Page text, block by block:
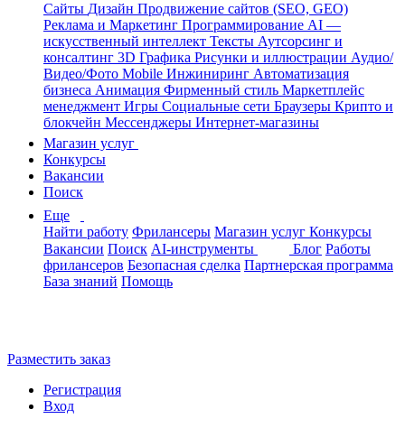
Сайты Дизайн Продвижение сайтов (SEO, GEO)
Реклама и Маркетинг Программирование AI —
искусственный интеллект Тексты Аутсорсинг и
консалтинг 3D Графика Рисунки и иллюстрации Аудио/
Видео/Фото Mobile Инжиниринг Автоматизация
бизнеса Анимация Фирменный стиль Маркетплейс
менеджмент Игры Социальные сети Браузеры Крипто и
блокчейн Мессенджеры Интернет-магазины
Магазин услуг
Конкурсы
Вакансии
Поиск
Еще
Найти работу Фрилансеры Магазин услуг Конкурсы
Вакансии Поиск AI-инструменты Блог Работы
фрилансеров Безопасная сделка Партнерская программа
База знаний Помощь
Разместить заказ
Регистрация
Вход